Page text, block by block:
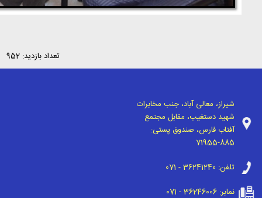
تعداد بازدید: 952
شیراز، معالی آباد، جنب مخابرات
شهید دستغیب، مقابل مجتمع
آفتاب فارس، صندوق پستی:
71955-885
تلفن: 071 - 36241240
نمابر:071 - 36246006